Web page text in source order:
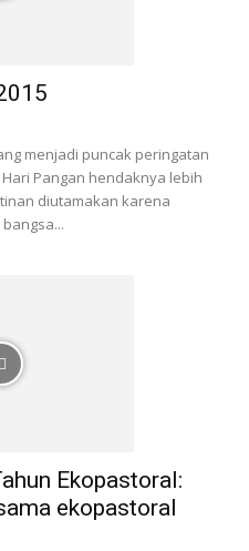
menjadi puncak peringatan
Pangan hendaknya lebih
diutamakan karena
Ekopastoral:
ekopastoral